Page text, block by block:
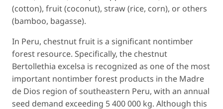
(cotton), fruit (coconut), straw (rice, corn), or others
(bamboo, bagasse).
In Peru, chestnut fruit is a significant nontimber
forest resource. Specifically, the chestnut
Bertollethia excelsa is recognized as one of the most
important nontimber forest products in the Madre
de Dios region of southeastern Peru, with an annual
seed demand exceeding 5 400 000 kg. Although this